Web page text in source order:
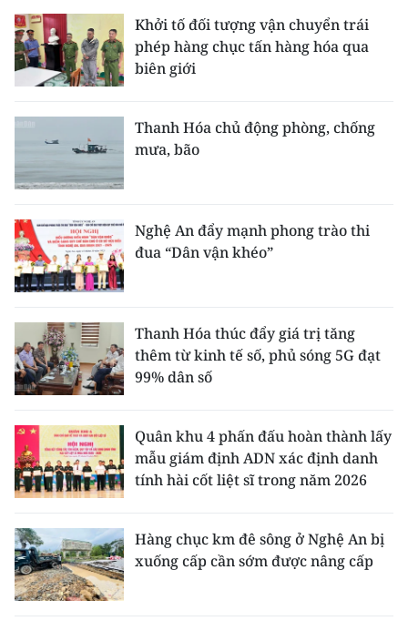
ENGLISH
中文
РУССКИЙ
ESPAÑOL
한국어
Khởi tố đối tượng vận chuyển trái
phép hàng chục tấn hàng hóa qua
biên giới
Thanh Hóa chủ động phòng, chống
mưa, bão
Nghệ An đẩy mạnh phong trào thi
đua “Dân vận khéo”
Thanh Hóa thúc đẩy giá trị tăng
thêm từ kinh tế số, phủ sóng 5G đạt
99% dân số
Quân khu 4 phấn đấu hoàn thành lấy
mẫu giám định ADN xác định danh
tính hài cốt liệt sĩ trong năm 2026
Hàng chục km đê sông ở Nghệ An bị
xuống cấp cần sớm được nâng cấp